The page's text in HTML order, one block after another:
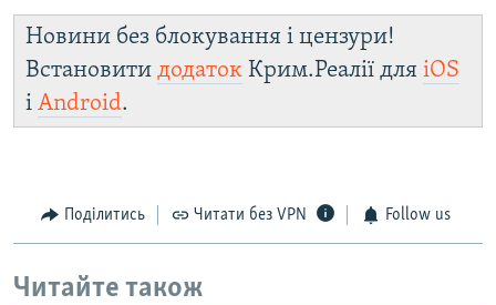
Новини без блокування і цензури!
Встановити додаток Крим.Реалії для iOS
і Android.
Поділитись Читати без VPN Follow us
Читайте також